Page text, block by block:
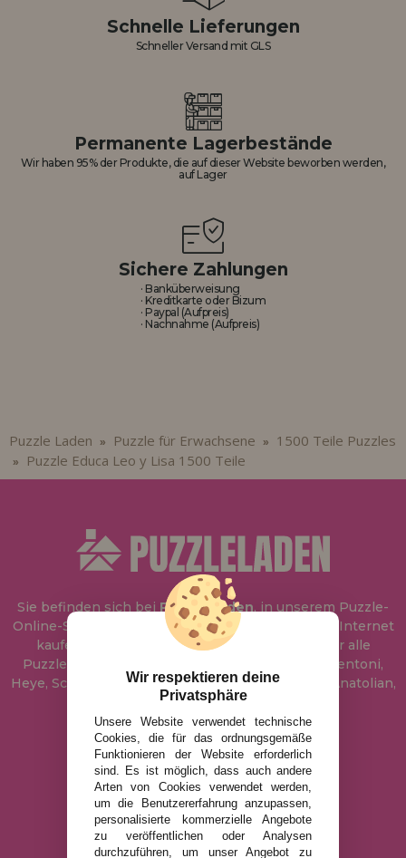
Schnelle Lieferungen
Schneller Versand mit GLS
Permanente Lagerbestände
Wir haben 95% der Produkte, die auf dieser Website beworben werden,
auf Lager
Sichere Zahlungen
· Banküberweisung
· Kreditkarte oder Bizum
· Paypal (Aufpreis)
· Nachnahme (Aufpreis)
Puzzle Laden » Puzzle für Erwachsene » 1500 Teile Puzzles
» Puzzle Educa Leo y Lisa 1500 Teile
Sie befinden sich bei Puzzle Laden, in unserem Puzzle-
Online-Shop, wo Sie Puzzle zum besten Preis im Internet
kaufen können. In unserem Katalog führen wir alle
Puzzles der Marken Educa, Ravensburger, Clementoni,
Heye, Schmidt, Castorland, Jumbo, Trefl, Piatnik, Anatolian,
Art Puzzle, Gibsons und viele mehr.
info@puzzleladen.de
RECHTLICHE HINWEISE
DATENSCHUTZRICHTLINIE
Wir respektieren deine
Privatsphäre
Unsere Website verwendet technische
Cookies, die für das ordnungsgemäße
Funktionieren der Website erforderlich
sind. Es ist möglich, dass auch andere
Arten von Cookies verwendet werden,
um die Benutzererfahrung anzupassen,
personalisierte kommerzielle Angebote
zu veröffentlichen oder Analysen
durchzuführen, um unser Angebot zu